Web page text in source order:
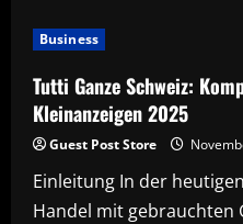
im
Alltag
kaum
merkt,
aber
im
Ernstfall
alles
verändert
Business
Tutti Ganze Schweiz:
Kleinanzeigen 2025
Guest Post Store
Einleitung In der
Handel mit gebrauchten